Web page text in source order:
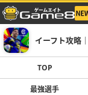
イーフト攻略
TOP
最強選手